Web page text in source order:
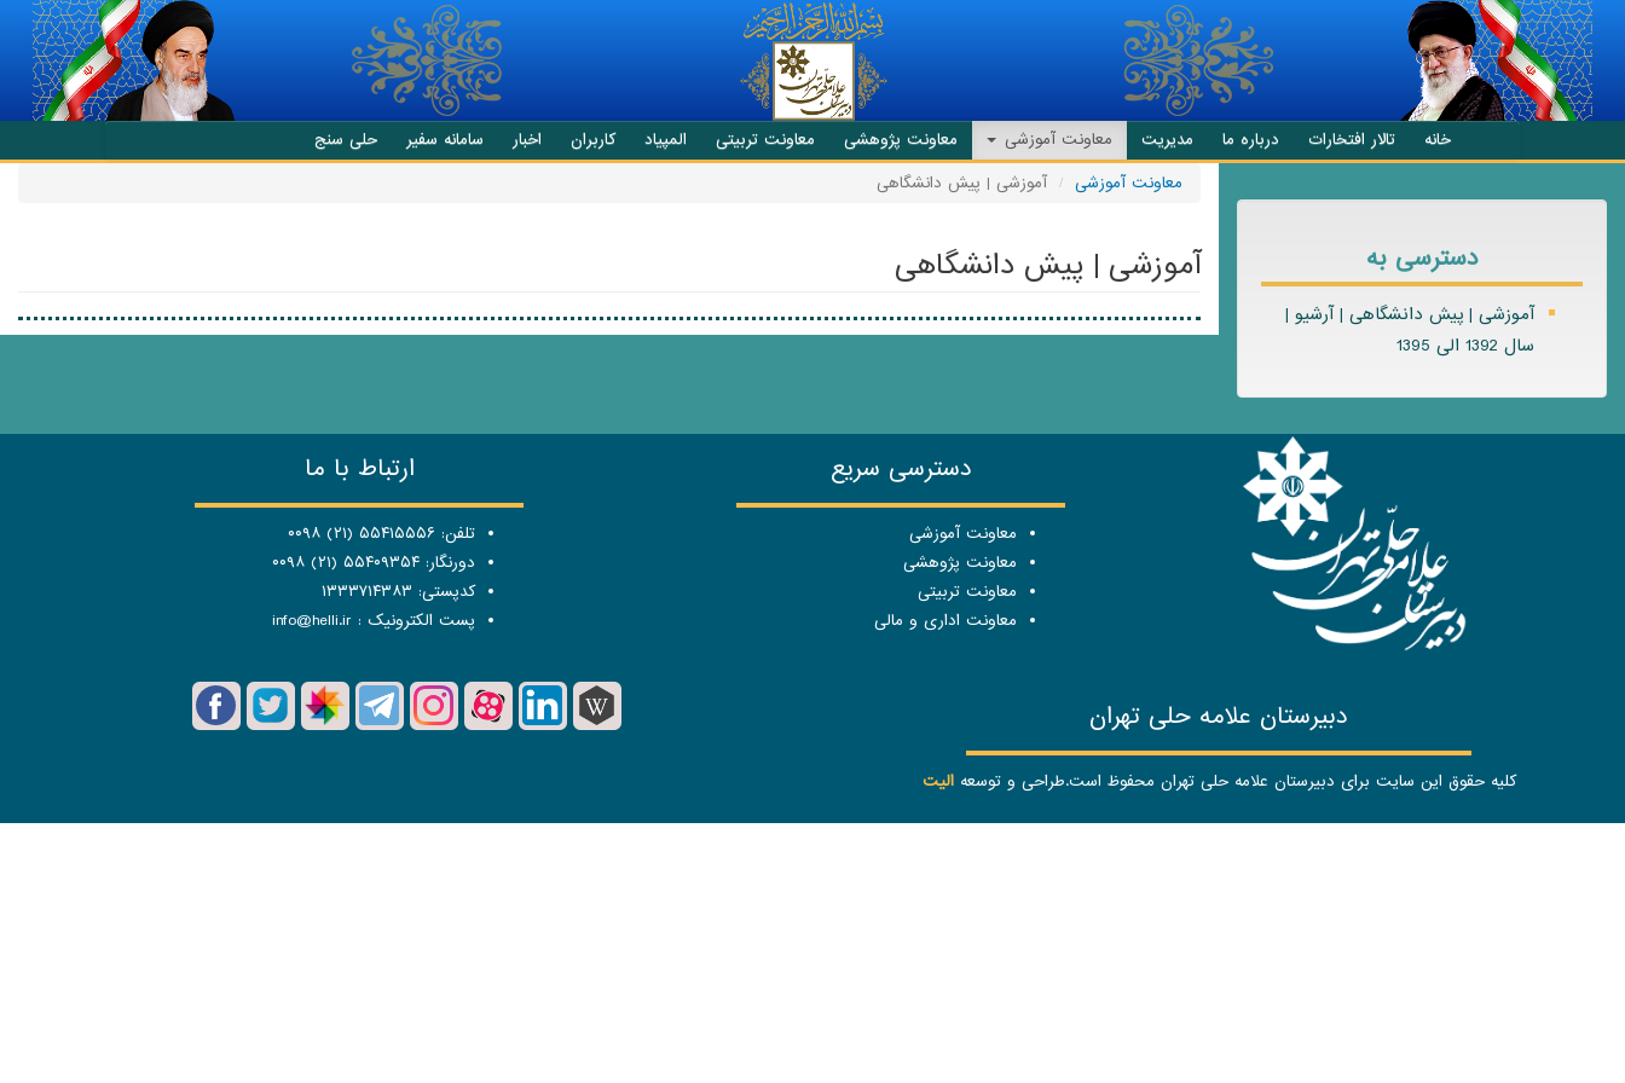
انتقال به محتوای اصلی
خانه تالار افتخارات درباره ما مدیریت معاونت آموزشی معاونت پژوهشی معاونت تربیتی المپیاد کاربران اخبار سامانه سفیر حلی سنج
دسترسی به
آموزشی | پیش دانشگاهی | آرشیو |
سال 1392 الی 1395
معاونت آموزشی آموزشی | پیش دانشگاهی
آموزشی | پیش دانشگاهی
دسترسی سریع
معاونت آموزشی
معاونت پژوهشی
معاونت تربیتی
معاونت اداری و مالی
ارتباط با ما
تلفن: ۵۵۴۱۵۵۵۶ (۲۱) ۰۰۹۸
دورنگار: ۵۵۴۰۹۳۵۴ (۲۱) ۰۰۹۸
کدپستی: ۱۳۳۳۷۱۴۳۸۳
پست الکترونیک : info@helli.ir
دبیرستان علامه حلی تهران
کلیه حقوق این سایت برای دبیرستان علامه حلی تهران محفوظ است.طراحی و توسعهالیت